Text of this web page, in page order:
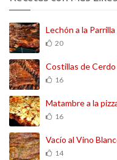
Lechón a la
20
Costillas de Cerdo
16
Matambre a la
16
Vacío al Vino
14